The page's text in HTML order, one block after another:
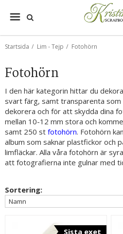
Startsida / Lim - Tejp / Fotohörn
Fotohörn
I den här kategorin hittar du
svart färg, samt transparenta
dekorera och för att skydda dina
mellan 10-12 mm stora och
samt 250 st fotohörn. Fotohörn
album som saknar plastfickor och
limfläckar. Alla våra fotohörn är
att fotografierna inte gulnar med
Sortering:
Sista exet